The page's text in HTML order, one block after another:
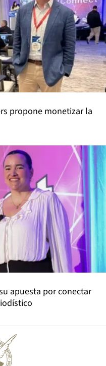
propone monetizar la
apuesta por conectar